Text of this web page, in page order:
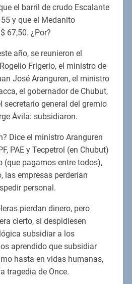
el barril de crudo Escalante
y que el Medanito
67,50. ¿Por?
año, se reunieron el
Frigerio, el ministro de
José Aranguren, el ministro
el gobernador de Chubut,
secretario general del gremio
Ávila: subsidiaron.
Dice el ministro Aranguren
PAE y Tecpetrol (en Chubut)
(que pagamos entre todos),
las empresas perderían
personal.
pierdan dinero, pero
cierto, si despidiesen
subsidiar a los
aprendido que subsidiar
hasta en vidas humanas,
tragedia de Once.